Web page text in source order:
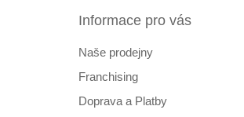
Informace pro vás
Naše prodejny
Franchising
Doprava a Platby